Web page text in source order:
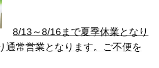
8/13～8/16まで夏季休業となり
通常営業となります。ご不便を